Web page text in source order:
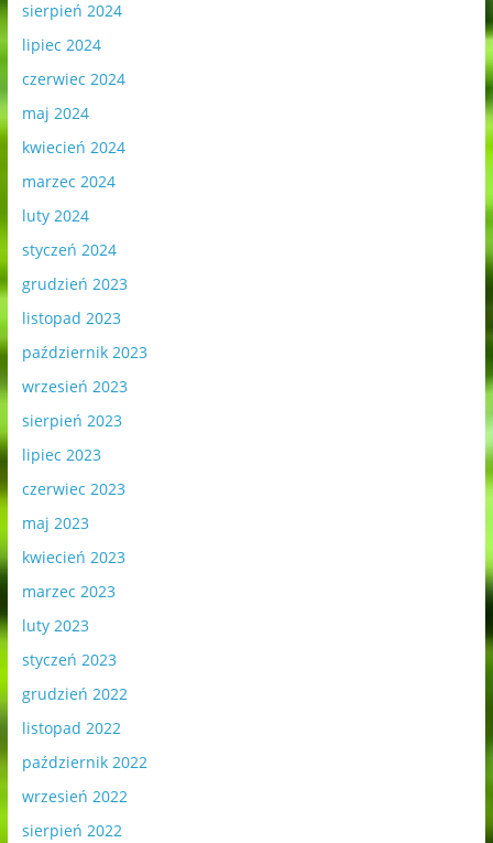
sierpień 2024
lipiec 2024
czerwiec 2024
maj 2024
kwiecień 2024
marzec 2024
luty 2024
styczeń 2024
grudzień 2023
listopad 2023
październik 2023
wrzesień 2023
sierpień 2023
lipiec 2023
czerwiec 2023
maj 2023
kwiecień 2023
marzec 2023
luty 2023
styczeń 2023
grudzień 2022
listopad 2022
październik 2022
wrzesień 2022
sierpień 2022